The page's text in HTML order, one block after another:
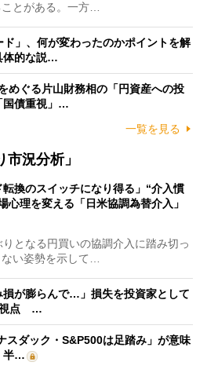
とがある。一方…
」、何が変わったのかポイントを解
体的な説…
めぐる片山財務相の「円資産への投
債重視」…
一覧を見る
況分析」
転換のスイッチになり得る」“介入慣
心理を変える「日米協調為替介入」
となる円買いの協調介入に踏み切っ
い姿勢を示して…
損が膨らんで…」損失を投資家として
視点 …
スダック・S&P500は足踏み」が意味
半…